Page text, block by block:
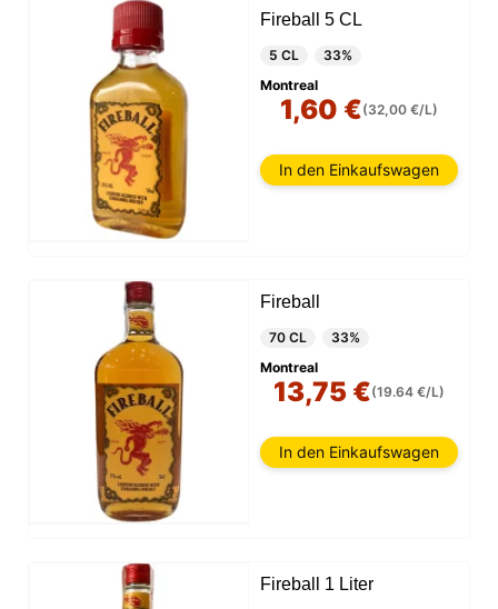
Fireball 5 CL
5 CL
33%
Montreal
1,60 €(32,00 €/L)
In den Einkaufswagen
Fireball
70 CL
33%
Montreal
13,75 €(19.64 €/L)
In den Einkaufswagen
Fireball 1 Liter